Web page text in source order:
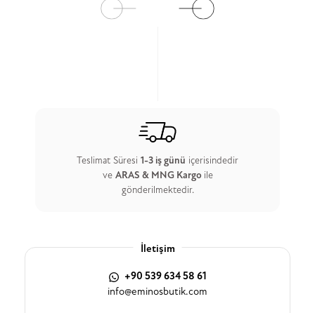
Teslimat Süresi 1-3 iş günü içerisindedir
ve ARAS & MNG Kargo ile
gönderilmektedir.
İletişim
+90 539 634 58 61
info@eminosbutik.com